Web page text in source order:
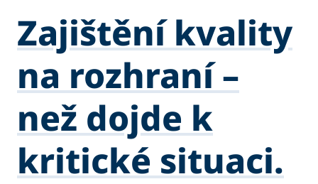
Zajištění kvality
na rozhraní –
než dojde k
kritické situaci.